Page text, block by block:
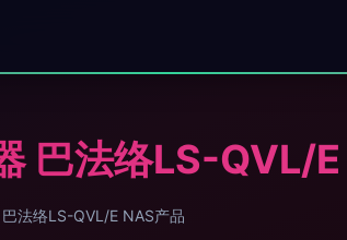
巴法络LS-QVL/
法络LS-QVL/E NAS产品